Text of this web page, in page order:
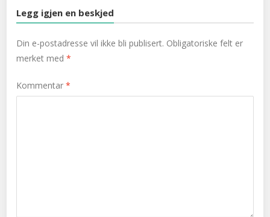
Legg igjen en beskjed
Din e-postadresse vil ikke bli publisert. Obligatoriske felt er
merket med*
Kommentar*